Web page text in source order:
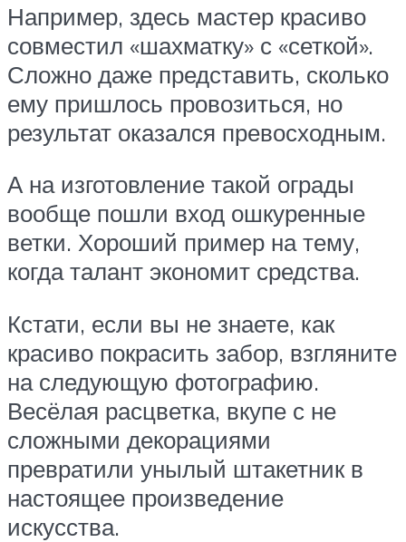
Например, здесь мастер красиво
совместил «шахматку» с «сеткой».
Сложно даже представить, сколько
ему пришлось провозиться, но
результат оказался превосходным.
А на изготовление такой ограды
вообще пошли вход ошкуренные
ветки. Хороший пример на тему,
когда талант экономит средства.
Кстати, если вы не знаете, как
красиво покрасить забор, взгляните
на следующую фотографию.
Весёлая расцветка, вкупе с не
сложными декорациями
превратили унылый штакетник в
настоящее произведение
искусства.